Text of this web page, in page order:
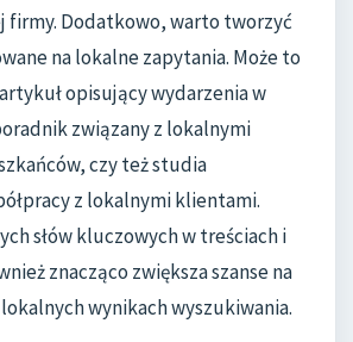
firmy. Dodatkowo, warto tworzyć
na lokalne zapytania. Może to
opisujący wydarzenia w
związany z lokalnymi
czy też studia
z lokalnymi klientami.
słów kluczowych w treściach i
znacząco zwiększa szanse na
wynikach wyszukiwania.